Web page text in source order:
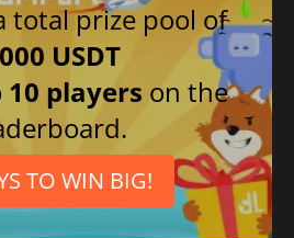
total prize pool of
USDT
players on the
TO WIN BIG!